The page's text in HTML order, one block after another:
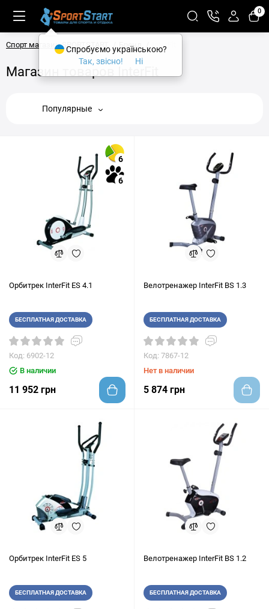
0
Спорт магазин SPORTSTART Бренд InterFit
Магазин товаров InterFit
Популярные
6
6
Орбитрек InterFit ES 4.1
БЕСПЛАТНАЯ ДОСТАВКА
Код: 6902-12
В наличии
11 952 грн
Велотренажер InterFit BS 1.3
БЕСПЛАТНАЯ ДОСТАВКА
Код: 7867-12
Нет в наличии
5 874 грн
Орбитрек InterFit ES 5
БЕСПЛАТНАЯ ДОСТАВКА
Велотренажер InterFit BS 1.2
БЕСПЛАТНАЯ ДОСТАВКА
Спробуємо українською?
Так, звісно!
Ні